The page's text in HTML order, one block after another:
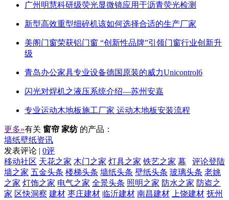
广州明慧科研级荧光显微镜应用于沥青荧光检测
新型高效重型细碎机该如何选择合适的生产厂家
美阁门窗荣获铝门窗 “创新性品牌”引领门窗行业创新升
级
青岛办公家具专业设备德国原装的威力Unicontrol6
闪光对焊机之液压系统介绍—苏州安嘉
专业运动木地板施工厂家 运动木地板安装流程
更多»有关 窗帘 家纺 的产品：
墙纸壁纸资讯
发表评论 | 0评
评论登陆
移动社区 天花之家 木门之家 灯具之家 铁艺之家 幕
墙之家 五金头条 楼梯头条 墙纸头条 壁纸头条 玻璃头条 老姚
之家 灯饰之家 电气之家 全景头条 照明之家 防水之家 防盗之
家 区快洞察 建材 枣庄建材 临沂建材 南昌建材 上饶建材 抚州